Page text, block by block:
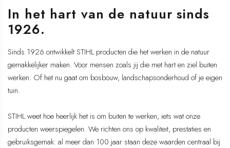
In het hart van de natuur sinds
1926.
Sinds 1926 ontwikkelt STIHL producten die het werken in de natuur
gemakkelijker maken. Voor mensen zoals jij die met hart en ziel buiten
werken. Of het nu gaat om bosbouw, landschapsonderhoud of je eigen
tuin.
STIHL weet hoe heerlijk het is om buiten te werken, iets wat onze
producten weerspiegelen. We richten ons op kwaliteit, prestaties en
gebruiksgemak: al meer dan 100 jaar staan deze waarden centraal bij